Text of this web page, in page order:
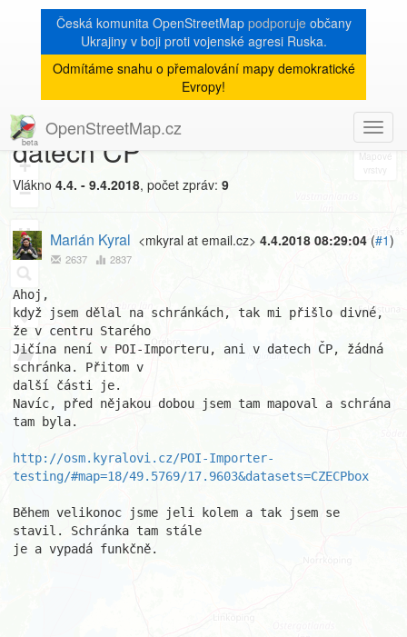
Česká komunita OpenStreetMap podporujeobčany
Ukrajiny v boji proti vojenské agresi Ruska.
Odmítáme snahu o přemalování mapy demokratické
Evropy!
OpenStreetMap.cz
8
+
−
« zpět na výpis měsíce
[Talk-cz]
Existující schránka chybí v
datech ČP
Vlákno 4.4. - 9.4.2018, počet zpráv: 9
4.4.2018 08:29:04 (#1)
Marián Kyral <mkyral at email.cz>
2637 2837
Ahoj,
když jsem dělal na schránkách, tak mi přišlo divné,
že v centru Starého
Jičína není v POI-Importeru, ani v datech ČP, žádná
schránka. Přitom v
další části je.
Navíc, před nějakou dobou jsem tam mapoval a schrána
tam byla.
http://osm.kyralovi.cz/POI-Importer-
testing/#map=18/49.5769/17.9603&datasets=CZECPbox
Během velikonoc jsme jeli kolem a tak jsem se
stavil. Schránka tam stále
je a vypadá funkčně.